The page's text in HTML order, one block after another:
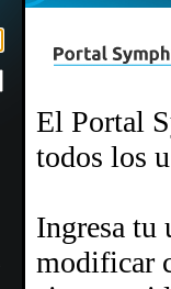
El Portal
todos los
Ingresa tu
modificar